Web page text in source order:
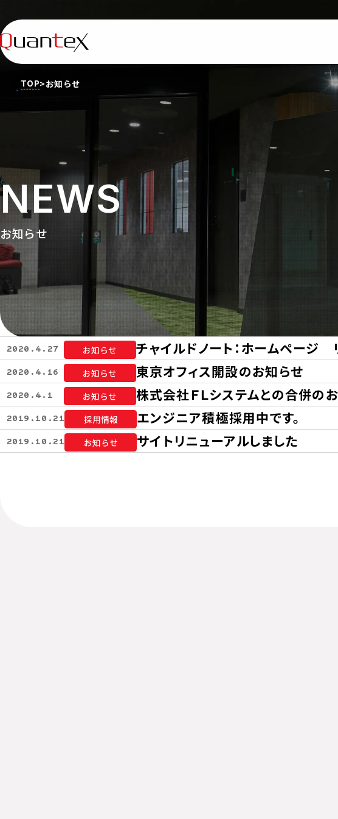
TOP お知らせ
NEWS
お知らせ
2020.4.27 お知らせ チャイルドノート：ホームページ
2020.4.16 お知らせ 東京オフィス開設のお知らせ
2020.4.1 お知らせ 株式会社ＦＬシステムとの合併の
2019.10.21 採用情報 エンジニア積極採用中です。
2019.10.21 お知らせ サイトリニューアルしました